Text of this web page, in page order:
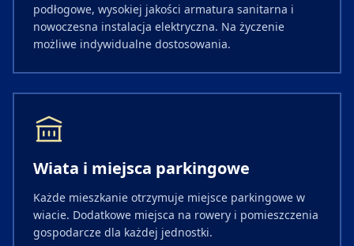
podłogowe, wysokiej jakości armatura sanitarna i
nowoczesna instalacja elektryczna. Na życzenie
możliwe indywidualne dostosowania.
Wiata i miejsca parkingowe
Każde mieszkanie otrzymuje miejsce parkingowe w
wiacie. Dodatkowe miejsca na rowery i pomieszczenia
gospodarcze dla każdej jednostki.